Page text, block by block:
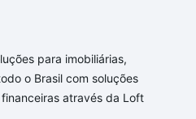
com 4 suites à
Sorocaba, SP?
ideal para você, com
à venda em Jardim
que custam a partir de R$
para imobiliárias,
o Brasil com soluções
através da Loft